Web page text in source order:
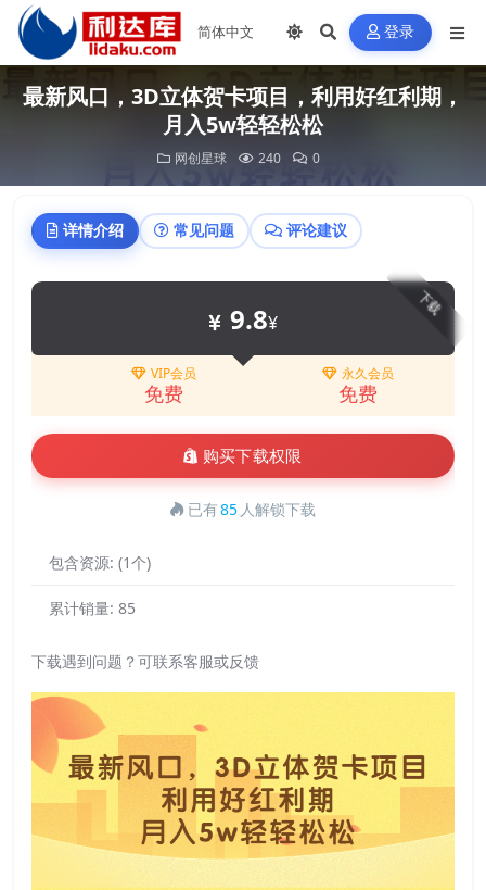
登录
最新风口，3D立体贺卡项目，利用好红利期，
月入5w轻轻松松
网创星球 240 0
详情介绍 常见问题 评论建议
下载
9.8¥
VIP会员
免费
永久会员
免费
购买下载权限
已有85 人解锁下载
包含资源: (1个)
累计销量: 85
下载遇到问题？可联系客服或反馈